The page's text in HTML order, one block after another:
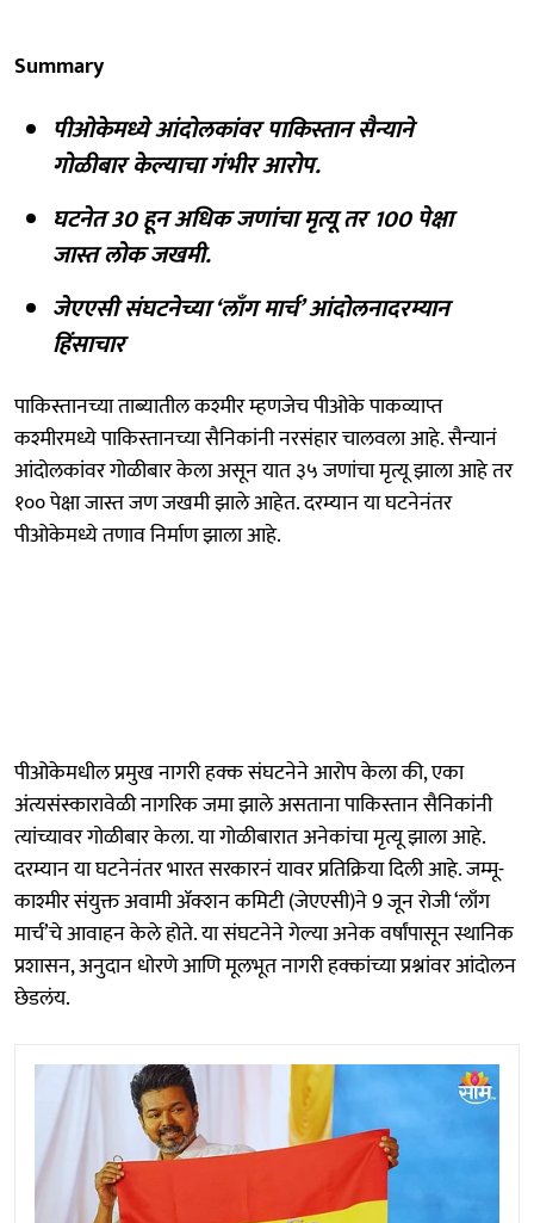
Summary
पीओकेमध्ये आंदोलकांवर पाकिस्तान सैन्याने
गोळीबार केल्याचा गंभीर आरोप.
घटनेत 30 हून अधिक जणांचा मृत्यू तर 100 पेक्षा
जास्त लोक जखमी.
जेएएसी संघटनेच्या ‘लाँग मार्च’ आंदोलनादरम्यान
हिंसाचार
पाकिस्तानच्या ताब्यातील कश्मीर म्हणजेच पीओके पाकव्याप्त
कश्मीरमध्ये पाकिस्तानच्या सैनिकांनी नरसंहार चालवला आहे. सैन्यानं
आंदोलकांवर गोळीबार केला असून यात ३५ जणांचा मृत्यू झाला आहे तर
१०० पेक्षा जास्त जण जखमी झाले आहेत. दरम्यान या घटनेनंतर
पीओकेमध्ये तणाव निर्माण झाला आहे.
पीओकेमधील प्रमुख नागरी हक्क संघटनेने आरोप केला की, एका
अंत्यसंस्कारावेळी नागरिक जमा झाले असताना पाकिस्तान सैनिकांनी
त्यांच्यावर गोळीबार केला. या गोळीबारात अनेकांचा मृत्यू झाला आहे.
दरम्यान या घटनेनंतर भारत सरकारनं यावर प्रतिक्रिया दिली आहे. जम्मू-
काश्मीर संयुक्त अवामी ॲक्शन कमिटी (जेएएसी)ने 9 जून रोजी ‘लाँग
मार्च’चे आवाहन केले होते. या संघटनेने गेल्या अनेक वर्षांपासून स्थानिक
प्रशासन, अनुदान धोरणे आणि मूलभूत नागरी हक्कांच्या प्रश्नांवर आंदोलन
छेडलंय.